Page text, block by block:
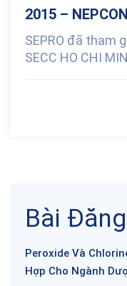
2015 –
SEPRO đã tham
SECC HO CHI
Bài
Peroxide Và
Hợp Cho Ngành